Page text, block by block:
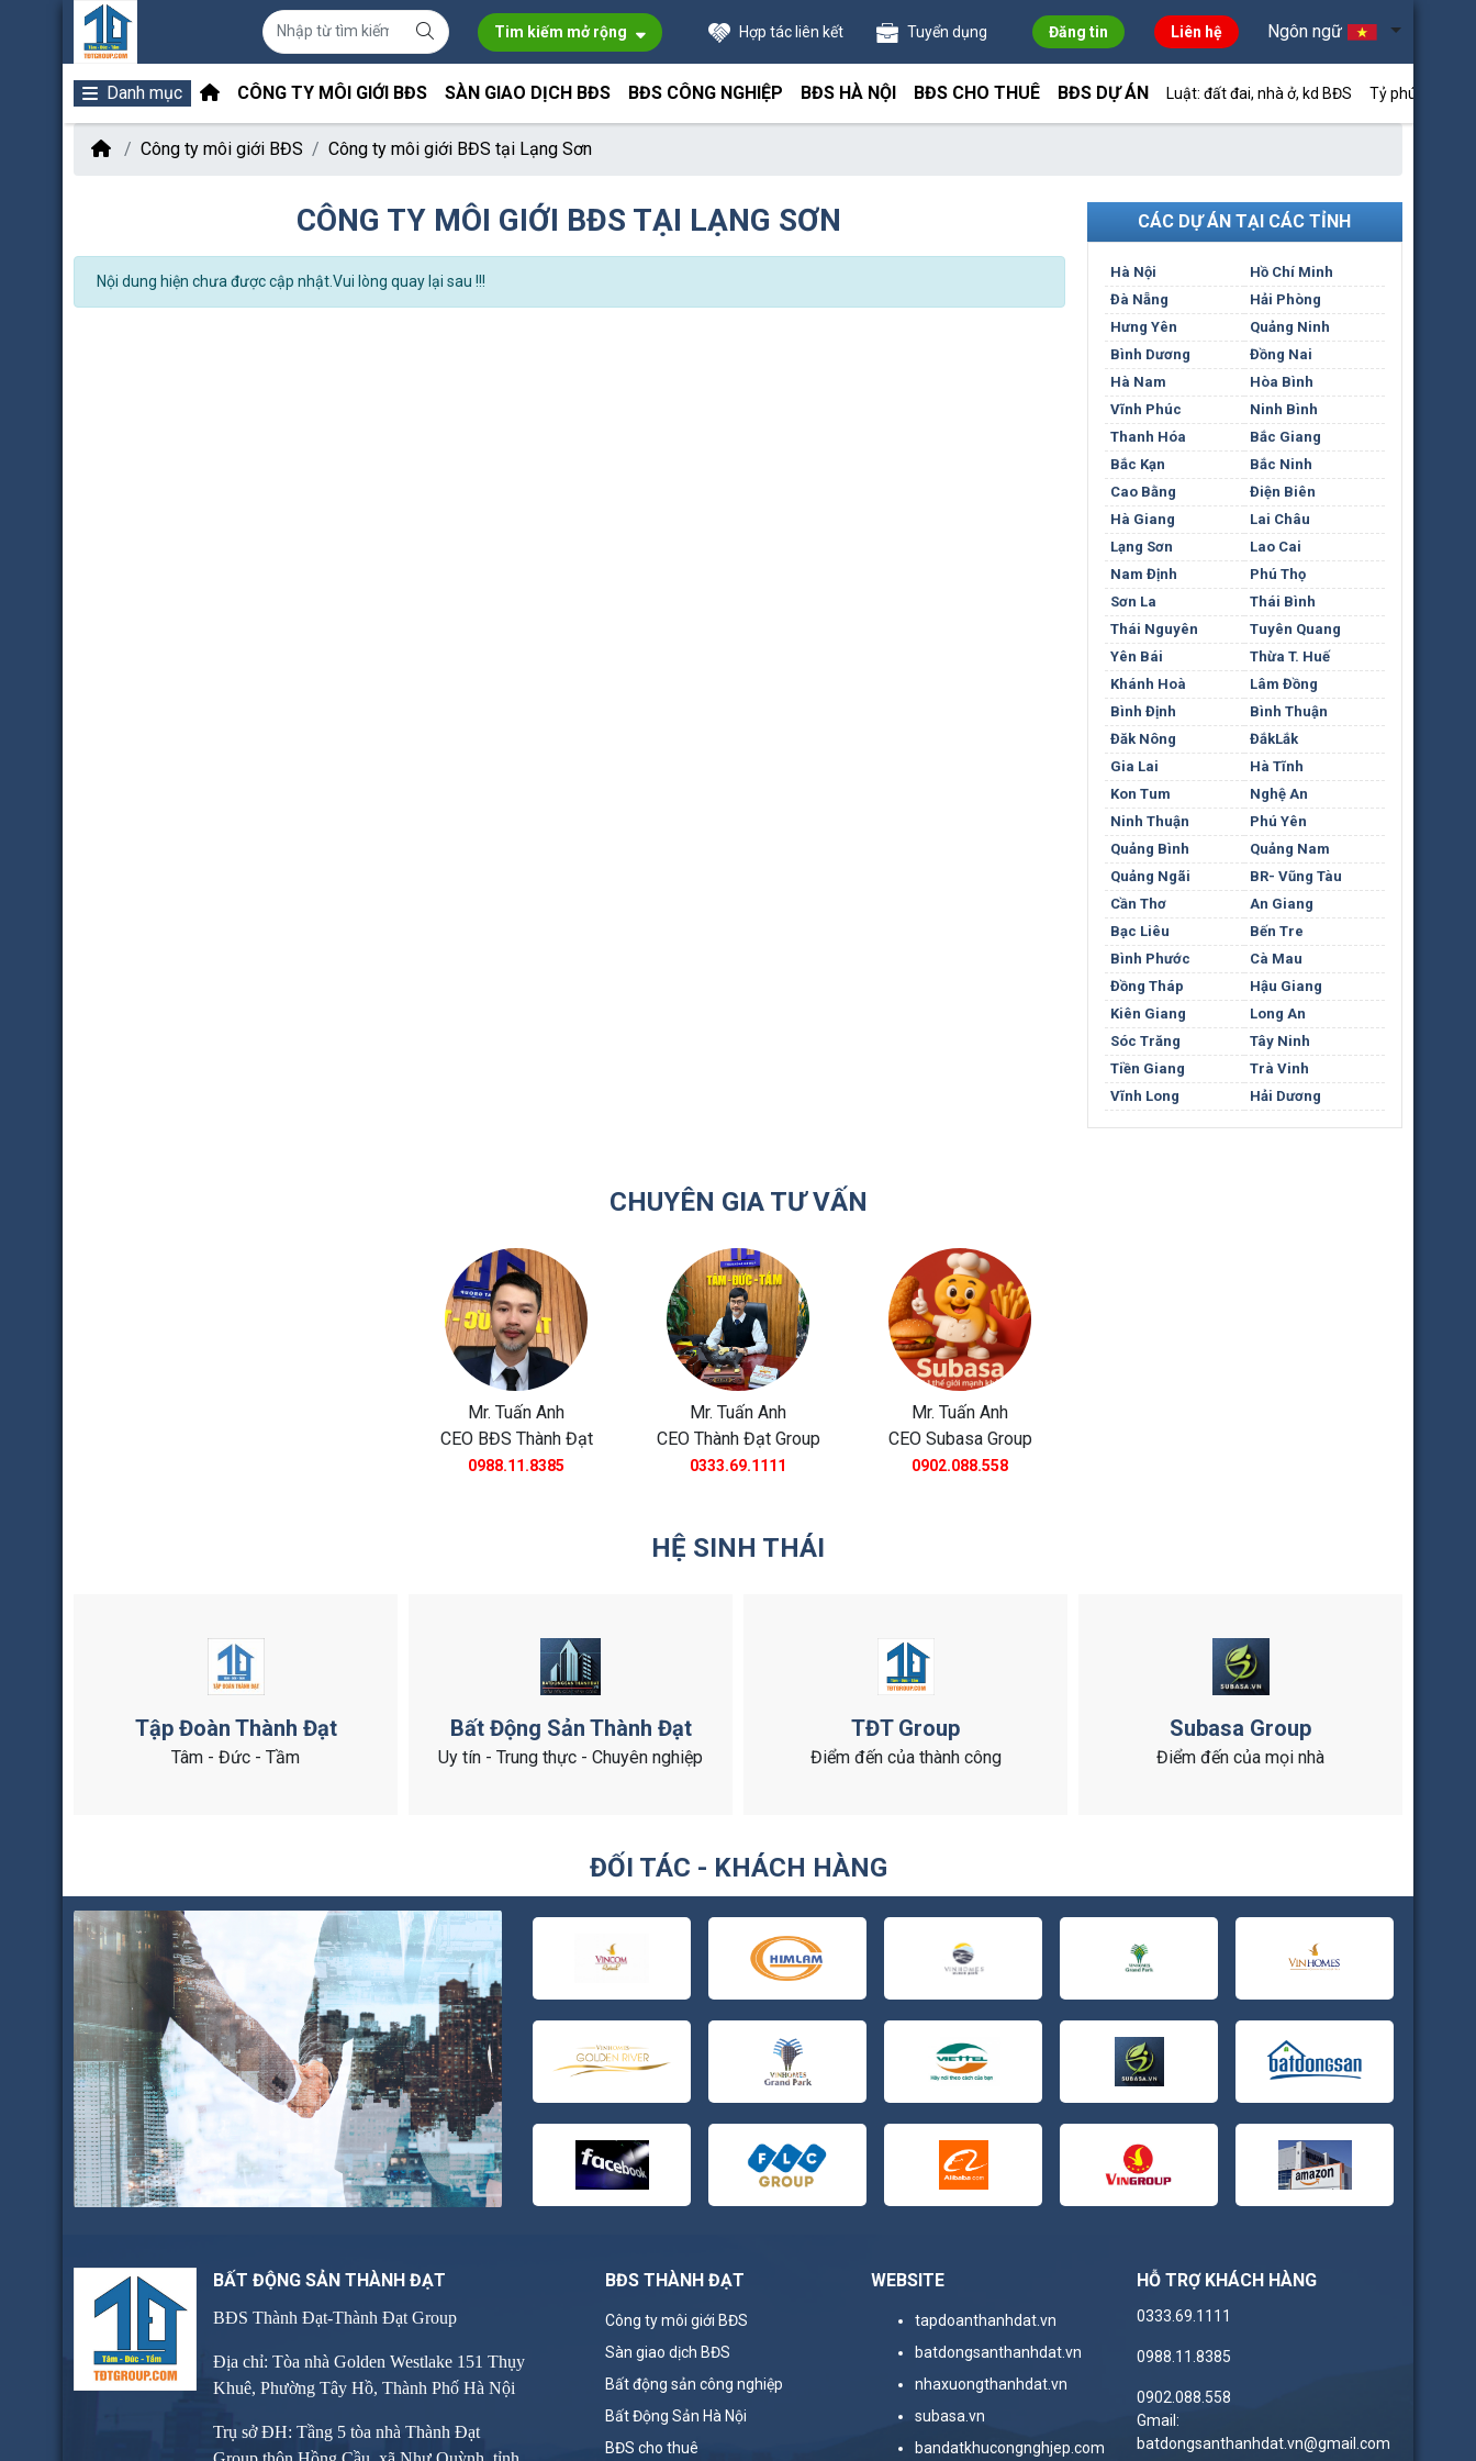
Tim kiếm mở rộng Hợp tác liên kết Tuyển dụng Đăng tin Liên hệ Ngôn ngữ
Danh mục CÔNG TY MÔI GIỚI BĐS SÀN GIAO DỊCH BĐS BĐS CÔNG NGHIỆP BĐS HÀ NỘI BĐS CHO THUÊ BĐS DỰ ÁN Luật: đất đai, nhà ở, kd BĐS Tỷ phú môi
Công ty môi giới BĐS Công ty môi giới BĐS tại Lạng Sơn
CÔNG TY MÔI GIỚI BĐS TẠI LẠNG SƠN
Nội dung hiện chưa được cập nhật.Vui lòng quay lại sau !!!
CÁC DỰ ÁN TẠI CÁC TỈNH
Hà Nội
Hồ Chí Minh
Đà Nẵng
Hải Phòng
Hưng Yên
Quảng Ninh
Bình Dương
Đồng Nai
Hà Nam
Hòa Bình
Vĩnh Phúc
Ninh Bình
Thanh Hóa
Bắc Giang
Bắc Kạn
Bắc Ninh
Cao Bằng
Điện Biên
Hà Giang
Lai Châu
Lạng Sơn
Lao Cai
Nam Định
Phú Thọ
Sơn La
Thái Bình
Thái Nguyên
Tuyên Quang
Yên Bái
Thừa T. Huế
Khánh Hoà
Lâm Đồng
Bình Định
Bình Thuận
Đăk Nông
ĐắkLắk
Gia Lai
Hà Tĩnh
Kon Tum
Nghệ An
Ninh Thuận
Phú Yên
Quảng Bình
Quảng Nam
Quảng Ngãi
BR- Vũng Tàu
Cần Thơ
An Giang
Bạc Liêu
Bến Tre
Bình Phước
Cà Mau
Đồng Tháp
Hậu Giang
Kiên Giang
Long An
Sóc Trăng
Tây Ninh
Tiền Giang
Trà Vinh
Vĩnh Long
Hải Dương
CHUYÊN GIA TƯ VẤN
Mr. Tuấn Anh
CEO BĐS Thành Đạt
0988.11.8385
Mr. Tuấn Anh
CEO Thành Đạt Group
0333.69.1111
Mr. Tuấn Anh
CEO Subasa Group
0902.088.558
HỆ SINH THÁI
Tập Đoàn Thành Đạt
Tâm - Đức - Tầm
Bất Động Sản Thành Đạt
Uy tín - Trung thực - Chuyên nghiệp
TĐT Group
Điểm đến của thành công
Subasa Group
Điểm đến của mọi nhà
ĐỐI TÁC - KHÁCH HÀNG
BẤT ĐỘNG SẢN THÀNH ĐẠT
BĐS Thành Đạt-Thành Đạt Group
Địa chỉ: Tòa nhà Golden Westlake 151 Thụy
Khuê, Phường Tây Hồ, Thành Phố Hà Nội
Trụ sở ĐH: Tầng 5 tòa nhà Thành Đạt
BĐS THÀNH ĐẠT
Công ty môi giới BĐS
Sàn giao dịch BĐS
Bất động sản công nghiệp
Bất Động Sản Hà Nội
BĐS cho thuê
WEBSITE
tapdoanthanhdat.vn
batdongsanthanhdat.vn
nhaxuongthanhdat.vn
subasa.vn
bandatkhucongnghjep.com
HỖ TRỢ KHÁCH HÀNG
0333.69.1111
0988.11.8385
0902.088.558
Gmail:
batdongsanthanhdat.vn@gmail.com